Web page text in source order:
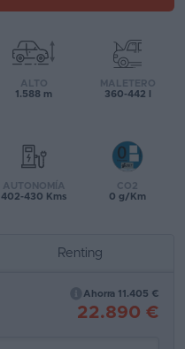
ALTO
1.588 m
MALETERO
360-442 l
AUTONOMÍA
402-430 Kms
CO2
0 g/Km
Renting
Ahorra 11.405 €
22.890 €